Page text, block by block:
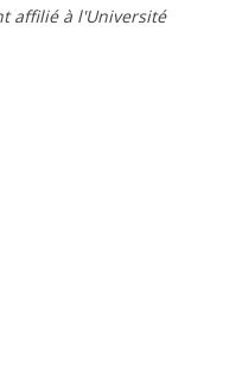
affilié à l'Université